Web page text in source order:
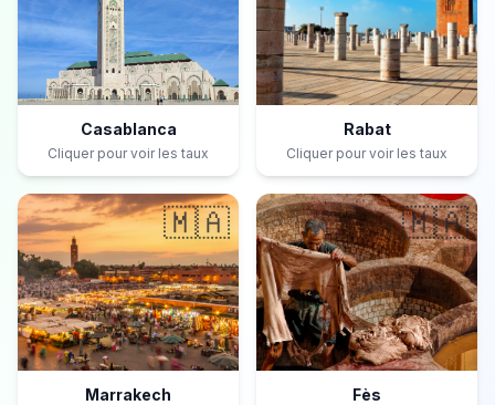
Casablanca
Cliquer pour voir les taux
Rabat
Cliquer pour voir les taux
🇲🇦
Marrakech
🇲🇦
Fès